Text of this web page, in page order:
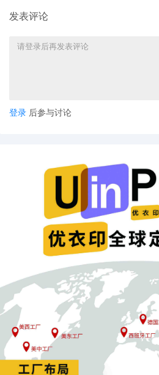
发表评论
登录 后参与讨论